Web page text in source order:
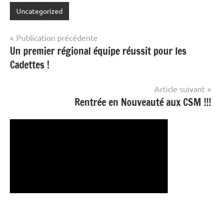
Uncategorized
Navigation
de
l’article
Publication précédente
Un premier régional équipe réussit pour les
Cadettes !
Article suivant
Rentrée en Nouveauté aux CSM !!!